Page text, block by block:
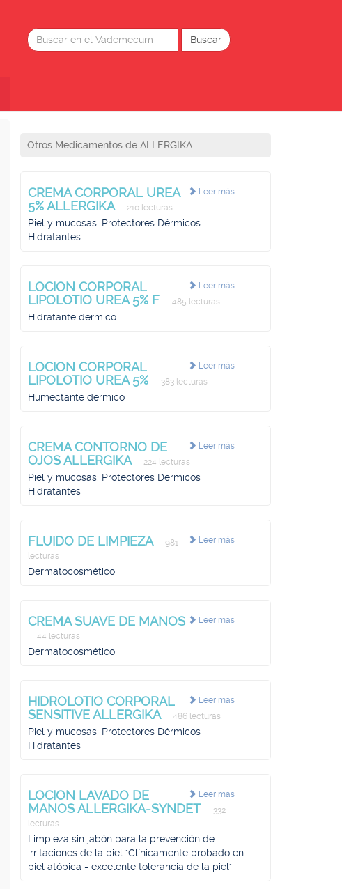
Otros Medicamentos de ALLERGIKA
Leer más
CREMA CORPORAL UREA
5% ALLERGIKA
210 lecturas
Piel y mucosas: Protectores Dérmicos
Hidratantes
Leer más
LOCION CORPORAL
LIPOLOTIO UREA 5% F
485 lecturas
Hidratante dérmico
Leer más
LOCION CORPORAL
LIPOLOTIO UREA 5%
383 lecturas
Humectante dérmico
Leer más
CREMA CONTORNO DE
OJOS ALLERGIKA
224 lecturas
Piel y mucosas: Protectores Dérmicos
Hidratantes
Leer más
FLUIDO DE LIMPIEZA
981
lecturas
Dermatocosmético
Leer más
CREMA SUAVE DE MANOS
44 lecturas
Dermatocosmético
Leer más
HIDROLOTIO CORPORAL
SENSITIVE ALLERGIKA
486 lecturas
Piel y mucosas: Protectores Dérmicos
Hidratantes
Leer más
LOCION LAVADO DE
MANOS ALLERGIKA-SYNDET
332
lecturas
Limpieza sin jabón para la prevención de
irritaciones de la piel "Clínicamente probado en
piel atópica - excelente tolerancia de la piel"